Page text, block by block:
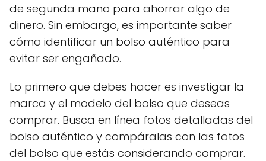
de segunda mano para ahorrar algo de
dinero. Sin embargo, es importante saber
cómo identificar un bolso auténtico para
evitar ser engañado.
Lo primero que debes hacer es investigar la
marca y el modelo del bolso que deseas
comprar. Busca en línea fotos detalladas del
bolso auténtico y compáralas con las fotos
del bolso que estás considerando comprar.